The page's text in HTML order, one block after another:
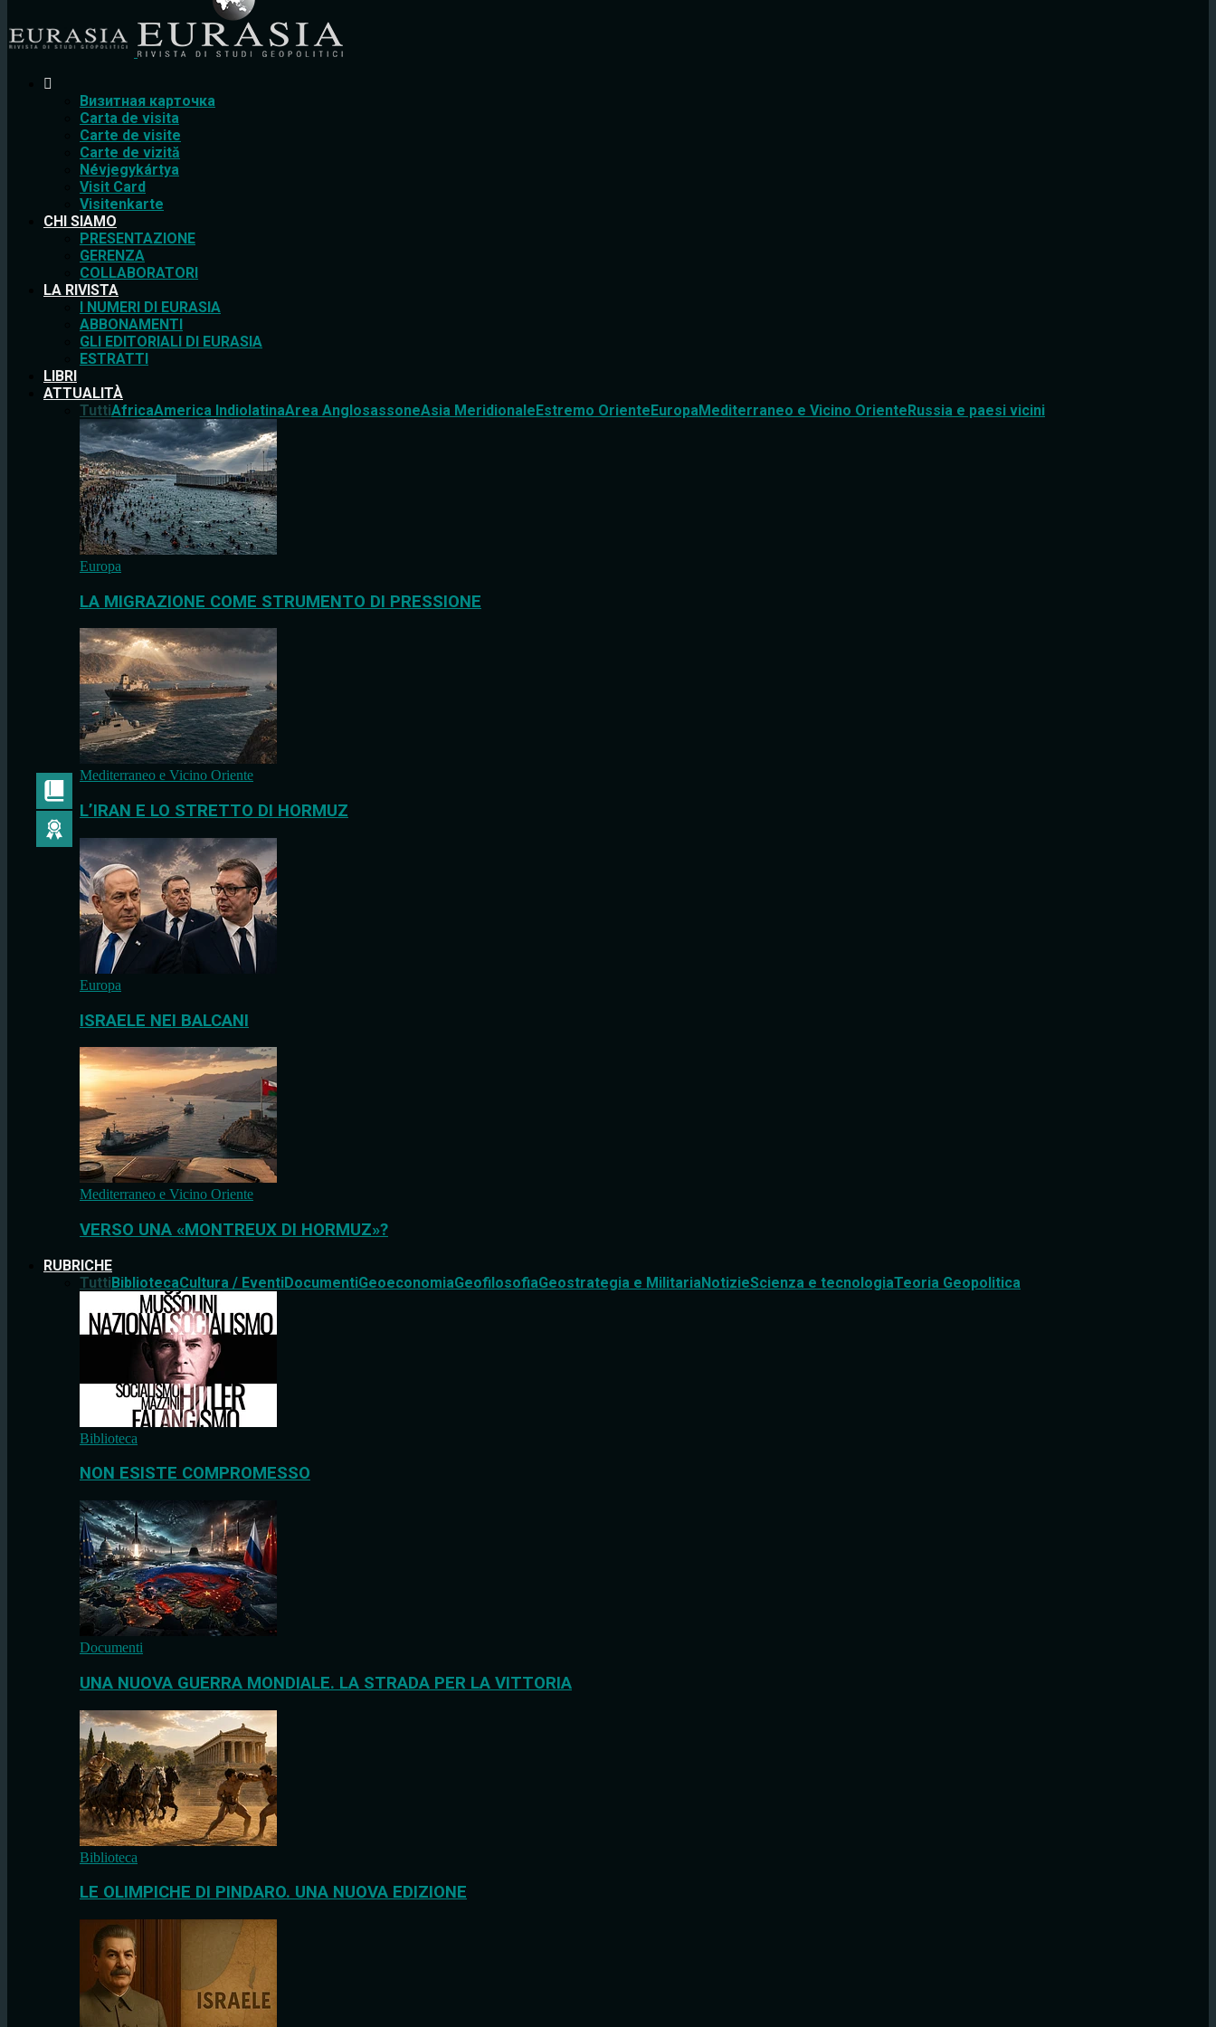
Bизитная карточка
Carta de visita
Carte de visite
Carte de vizită
Névjegykártya
Visit Card
Visitenkarte
CHI SIAMO
PRESENTAZIONE
GERENZA
COLLABORATORI
LA RIVISTA
I NUMERI DI EURASIA
ABBONAMENTI
GLI EDITORIALI DI EURASIA
ESTRATTI
LIBRI
ATTUALITÀ
TuttiAfricaAmerica IndiolatinaArea AnglosassoneAsia MeridionaleEstremo OrienteEuropaMediterraneo e Vicino OrienteRussia e paesi vicini
Europa
LA MIGRAZIONE COME STRUMENTO DI PRESSIONE
Mediterraneo e Vicino Oriente
L’IRAN E LO STRETTO DI HORMUZ
Europa
ISRAELE NEI BALCANI
Mediterraneo e Vicino Oriente
VERSO UNA «MONTREUX DI HORMUZ»?
RUBRICHE
TuttiBibliotecaCultura / EventiDocumentiGeoeconomiaGeofilosofiaGeostrategia e MilitariaNotizieScienza e tecnologiaTeoria Geopolitica
Biblioteca
NON ESISTE COMPROMESSO
Documenti
UNA NUOVA GUERRA MONDIALE. LA STRADA PER LA VITTORIA
Biblioteca
LE OLIMPICHE DI PINDARO. UNA NUOVA EDIZIONE